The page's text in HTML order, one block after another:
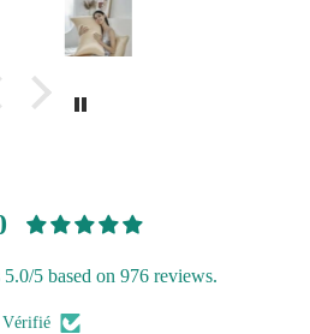
5.0/5 based on 976 reviews.
Vérifié